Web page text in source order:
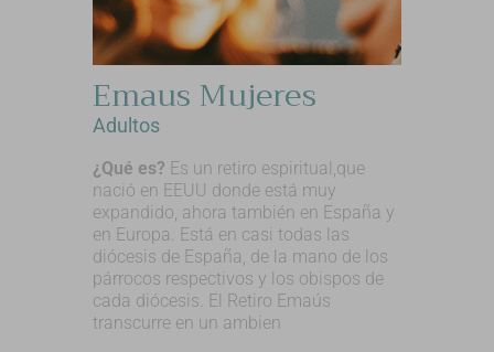
Emaus Mujeres
Adultos
¿Qué es? Es un retiro espiritual,que
nació en EEUU donde está muy
expandido, ahora también en España y
en Europa. Está en casi todas las
diócesis de España, de la mano de los
párrocos respectivos y los obispos de
cada diócesis. El Retiro Emaús
transcurre en un ambien